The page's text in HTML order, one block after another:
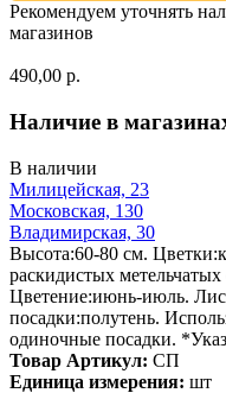
Рекомендуем уточнять
магазинов
490,00 р.
Наличие в
В наличии
Милицейская, 23
Московская, 130
Владимирская, 30
Высота:60-80 см.
раскидистых
Цветение:июнь-июль.
посадки:полутень.
одиночные посадки.
Товар Артикул: СП
Единица измерения: шт